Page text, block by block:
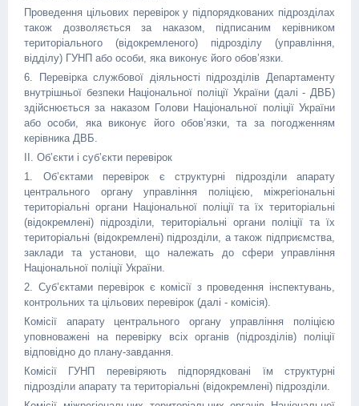
Проведення цільових перевірок у підпорядкованих підрозділах
також дозволяється за наказом, підписаним керівником
територіального (відокремленого) підрозділу (управління,
відділу) ГУНП або особи, яка виконує його обов’язки.
6. Перевірка службової діяльності підрозділів Департаменту
внутрішньої безпеки Національної поліції України (далі - ДВБ)
здійснюється за наказом Голови Національної поліції України
або особи, яка виконує його обов’язки, та за погодженням
керівника ДВБ.
II. Об’єкти і суб’єкти перевірок
1. Об’єктами перевірок є структурні підрозділи апарату
центрального органу управління поліцією, міжрегіональні
територіальні органи Національної поліції та їх територіальні
(відокремлені) підрозділи, територіальні органи поліції та їх
територіальні (відокремлені) підрозділи, а також підприємства,
заклади та установи, що належать до сфери управління
Національної поліції України.
2. Суб’єктами перевірок є комісії з проведення інспектувань,
контрольних та цільових перевірок (далі - комісія).
Комісії апарату центрального органу управління поліцією
уповноважені на перевірку всіх органів (підрозділів) поліції
відповідно до плану-завдання.
Комісії ГУНП перевіряють підпорядковані їм структурні
підрозділи апарату та територіальні (відокремлені) підрозділи.